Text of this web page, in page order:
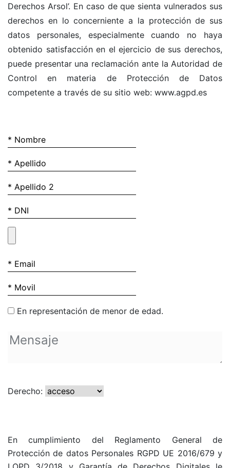
Derechos Arsol’. En caso de que sienta vulnerados sus
derechos en lo concerniente a la protección de sus
datos personales, especialmente cuando no haya
obtenido satisfacción en el ejercicio de sus derechos,
puede presentar una reclamación ante la Autoridad de
Control en materia de Protección de Datos
competente a través de su sitio web: www.agpd.es
En representación de menor de edad.
Derecho:
En cumplimiento del Reglamento General de
Protección de datos Personales RGPD UE 2016/679 y